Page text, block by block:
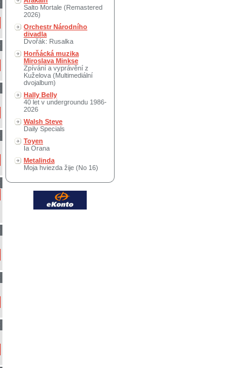
Salto Mortale (Remastered
2026)
Orchestr Národního
divadla
Dvořák: Rusalka
Horňácká muzika
Miroslava Minkse
Zpívání a vyprávění z
Kuželova (Multimediální
dvojalbum)
Hally Belly
40 let v undergroundu 1986-
2026
Walsh Steve
Daily Specials
Toyen
Ia Orana
Metalinda
Moja hviezda žije (No 16)